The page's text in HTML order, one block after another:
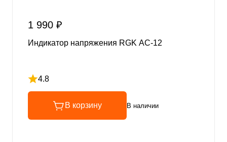
1 990 ₽
Индикатор напряжения RGK AC-12
4.8
Рейтинг 4.8 из 5
В корзину В наличии